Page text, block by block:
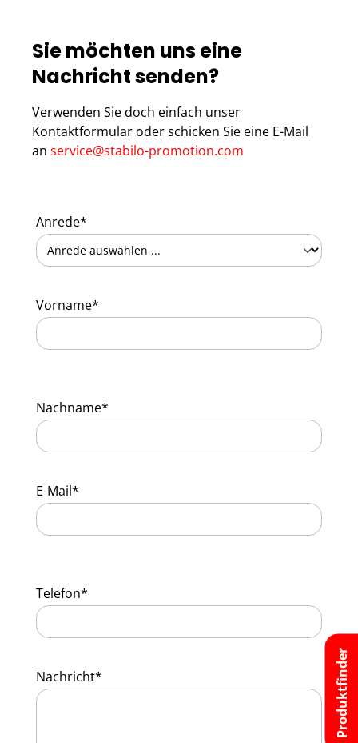
Sie möchten uns eine
Nachricht senden?
Verwenden Sie doch einfach unser
Kontaktformular oder schicken Sie eine E-Mail
an service@stabilo-promotion.com
Anrede*
Vorname*
Nachname*
E-Mail*
Telefon*
Nachricht* Produktfinder